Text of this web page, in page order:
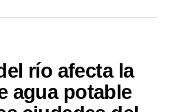
nuevo revestimiento de
de acero y el sellado de
de la infraestructura.
esta intervención forma
y renovación de la
río afecta la
agua potable